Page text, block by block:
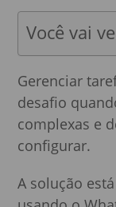
Você vai
Gerenciar
desafio
complexas e
configurar.
A solução